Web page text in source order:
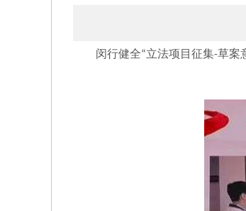
闵行健全“立法项目征集-草案